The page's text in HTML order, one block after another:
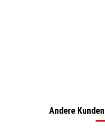
Andere